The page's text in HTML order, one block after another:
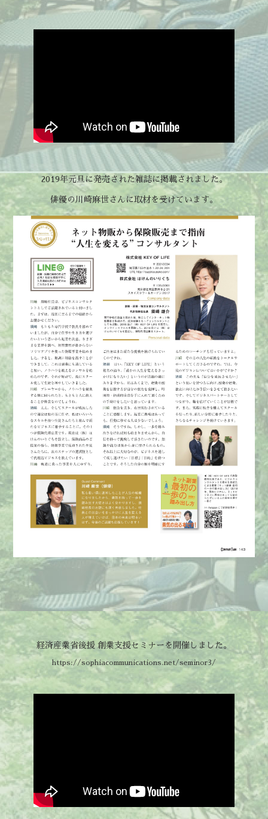
2019年元旦に発売された雑誌に掲載されました。
俳優の川崎麻世さんに取材を受けています。
経済産業省後援 創業支援セミナーを開催しました。
https://sophiacommunications.net/seminor3/